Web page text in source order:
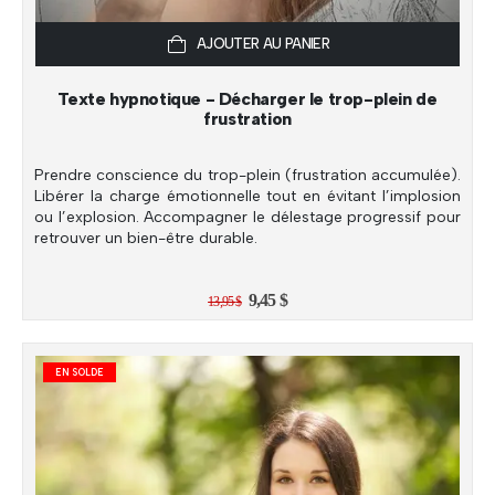
AJOUTER AU PANIER
Texte hypnotique - Décharger le trop-plein de
frustration
Prendre conscience du trop-plein (frustration accumulée).
Libérer la charge émotionnelle tout en évitant l’implosion
ou l’explosion. Accompagner le délestage progressif pour
retrouver un bien-être durable.
13,95$ Le
était :
13,95 $.
9,45$Le
est :
9,45 $.
EN SOLDE